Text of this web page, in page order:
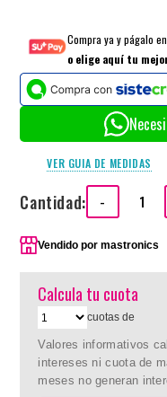
Compra ya y págalo en
o elige aquí tu
VER GUIA DE MEDIDAS
Cantidad: -
Vendido pormastronics
Calcula tu cuota
cuotas de
Valores informativos
intereses ni cuota de
meses no generan